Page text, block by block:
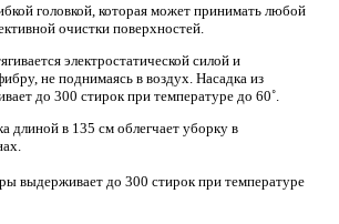
головкой, которая может принимать любой
очистки поверхностей.
электростатической силой и
не поднимаясь в воздух. Насадка из
до 300 стирок при температуре до 60˚.
длиной в 135 см облегчает уборку в
выдерживает до 300 стирок при температуре